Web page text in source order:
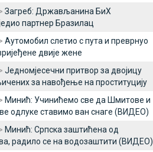
Загреб: Држављанина БиХ
партнер Бразилац
Аутомобил слетио с пута и преврнуо
двије жене
Једномјесечни притвор за двојицу
за навођење на проституцију
Минић: Учинићемо све да Шмитове и
одлуке ставимо ван снаге (ВИДЕО)
Минић: Српска заштићена од
радило се на водозаштити (ВИДЕО)